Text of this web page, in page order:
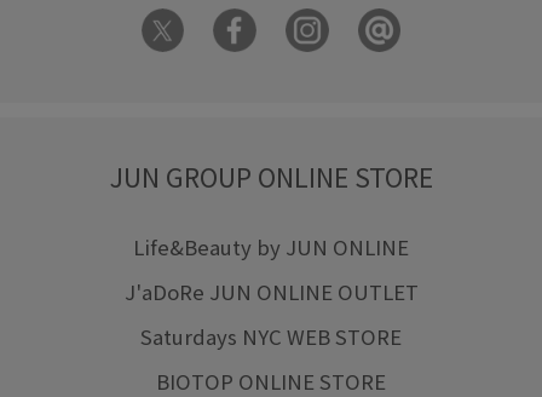
JUN GROUP ONLINE STORE
Life&Beauty by JUN ONLINE
J'aDoRe JUN ONLINE OUTLET
Saturdays NYC WEB STORE
BIOTOP ONLINE STORE